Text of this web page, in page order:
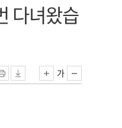
다녀왔습
가